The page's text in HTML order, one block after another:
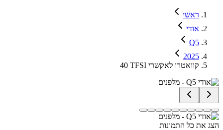
ראשי
אודי
Q5
2025
40 TFSI קוואטרו לאקשרי
הצג את כל התמונות